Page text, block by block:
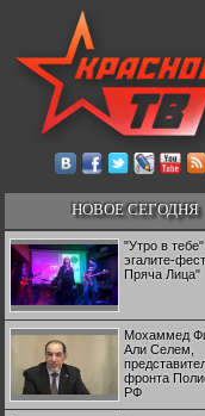
НОВОЕ СЕГОДНЯ
"Утро в
эгалите-
Пряча Лица"
Мохаммед
Али Селем,
фронта
РФ